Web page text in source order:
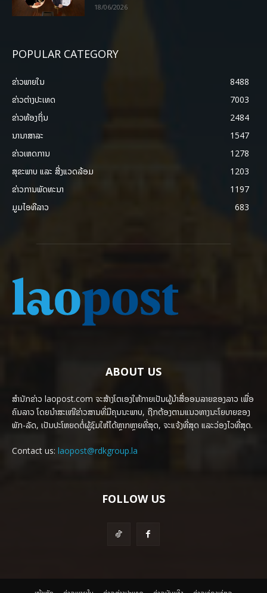
18/06/2026
POPULAR CATEGORY
ຂ່າວພາຍ​ໃນ
8488
ຂ່າວຕ່າງປະເທດ
7003
ຂ່າວທ້ອງຖິ່ນ
2484
ນານາສາລະ
1547
ຂ່າວເຫດການ
1278
ສຸຂະພາບ ແລະ ສີ່ງແວດລ້ອມ
1203
ຂ່າວການພັດທະນາ
1197
ມູມໄອທີລາວ
683
ABOUT US
ສຳນັກຂ່າວ laopost.com ຈະສ້າງໂຕເອງໃຫ້ກາຍເປັນຜູ້ນຳສື່ອອນລາຍຂອງລາວ ເພື່ອ
ຄົນລາວ ໂດຍນຳສະເໜີຂ່າວສານທີ່ມີຄຸນນະພາບ, ຖືກຕ້ອງຕາມແນວທາງນະໂຍບາຍຂອງ
ພັກ-ລັດ, ເປັນປະໂຫຍດຕໍ່ຜູ້ຊົມໃຫ້ໄດ້ຫຼາກຫຼາຍທີ່ສຸດ, ຈະແຈ້ງທີ່ສຸດ ແລະວ່ອງໄວທີ່ສຸດ.
Contact us: laopost@rdkgroup.la
FOLLOW US